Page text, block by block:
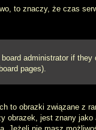
to znaczy, że czas
administrator if
pages).
to obrazki związane z
jest znany